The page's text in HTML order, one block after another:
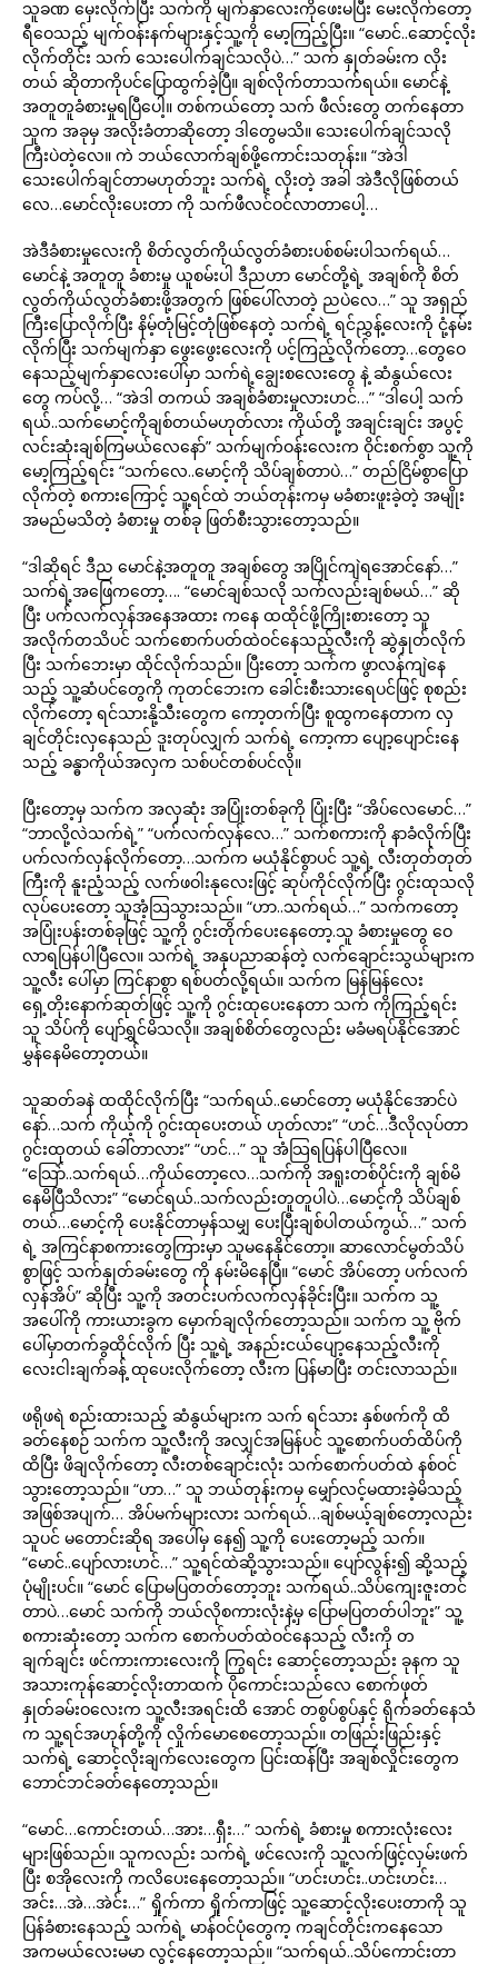
သူခဏ မှေးလိုက်ပြီး သက်ကို မျက်နှာလေးကိုဖေးမပြီး မေးလိုက်တော့
ရီဝေသည့် မျက်ဝန်းနက်များနှင့်သူ့ကို မော့ကြည့်ပြီး။ “မောင်..ဆောင့်လိုး
လိုက်တိုင်း သက် သေးပေါက်ချင်သလိုပဲ…” သက် နှုတ်ခမ်းက လိုး
တယ် ဆိုတာကိုပင်ပြောထွက်ခဲ့ပြီ။ ချစ်လိုက်တာသက်ရယ်။ မောင်နဲ့
အတူတူခံစားမှုရပြီပေါ့။ တစ်ကယ်တော့ သက် ဖီလ်းတွေ တက်နေတာ
သူက အခုမှ အလိုးခံတာဆိုတော့ ဒါတွေမသိ။ သေးပေါက်ချင်သလို
ကြီးပဲတဲ့လေ။ ကဲ ဘယ်လောက်ချစ်ဖို့ကောင်းသတုန်း။ “အဲဒါ
သေးပေါက်ချင်တာမဟုတ်ဘူး သက်ရဲ့ လိုးတဲ့ အခါ အဲဒီလိုဖြစ်တယ်
လေ…မောင်လိုးပေးတာ ကို သက်ဖီလင်ဝင်လာတာပေါ့…
အဲဒီခံစားမှုလေးကို စိတ်လွတ်ကိုယ်လွတ်ခံစားပစ်စမ်းပါသက်ရယ်…
မောင်နဲ့ အတူတူ ခံစားမှု ယူစမ်းပါ ဒီညဟာ မောင်တို့ရဲ့ အချစ်ကို စိတ်
လွတ်ကိုယ်လွတ်ခံစားဖို့အတွက် ဖြစ်ပေါ်လာတဲ့ ညပဲလေ…” သူ အရှည်
ကြီးပြောလိုက်ပြီး နိမ့်တုံမြင့်တုံဖြစ်နေတဲ့ သက်ရဲ့ ရင်ညွှန့်လေးကို ငုံ့နမ်း
လိုက်ပြီး သက်မျက်နှာ ဖွေးဖွေးလေးကို ပင့်ကြည့်လိုက်တော့…တွေဝေ
နေသည့်မျက်နှာလေးပေါ်မှာ သက်ရဲ့ချွေးစလေးတွေ နဲ့ ဆံနွယ်လေး
တွေ ကပ်လို့… “အဲဒါ တကယ် အချစ်ခံစားမှုလားဟင်…” “ဒါပေါ့ သက်
ရယ်..သက်မောင့်ကိုချစ်တယ်မဟုတ်လား ကိုယ်တို့ အချင်းချင်း အပွင့်
လင်းဆုံးချစ်ကြမယ်လေနော်” သက်မျက်ဝန်းလေးက ဝိုင်းစက်စွာ သူ့ကို
မော့ကြည့်ရင်း “သက်လေ..မောင့်ကို သိပ်ချစ်တာပဲ…” တည်ငြိမ်စွာပြော
လိုက်တဲ့ စကားကြောင့် သူ့ရင်ထဲ ဘယ်တုန်းကမှ မခံစားဖူးခဲ့တဲ့ အမျိုး
အမည်မသိတဲ့ ခံစားမှု တစ်ခု ဖြတ်စီးသွားတော့သည်။
“ဒါဆိုရင် ဒီည မောင်နဲ့အတူတူ အချစ်တွေ အပြိုင်ကျဲရအောင်နော်…”
သက်ရဲ့အဖြေကတော့…. “မောင်ချစ်သလို သက်လည်းချစ်မယ်…” ဆို
ပြီး ပက်လက်လှန်အနေအထား ကနေ ထထိုင်ဖို့ကြိုးစားတော့ သူ
အလိုက်တသိပင် သက်စောက်ပတ်ထဲဝင်နေသည့်လီးကို ဆွဲနှုတ်လိုက်
ပြီး သက်ဘေးမှာ ထိုင်လိုက်သည်။ ပြီးတော့ သက်က ဖွာလန်ကျဲနေ
သည့် သူ့ဆံပင်တွေကို ကုတင်ဘေးက ခေါင်းစီးသားရေပင်ဖြင့် စုစည်း
လိုက်တော့ ရင်သားနို့သီးတွေက ကော့တက်ပြီး စူထွကနေတာက လှ
ချင်တိုင်းလှနေသည် ဒူးတုပ်လျှက် သက်ရဲ့ ကော့ကာ ပျော့ပျောင်းနေ
သည့် ခန္ဓာကိုယ်အလှက သစ်ပင်တစ်ပင်လို။
ပြီးတော့မှ သက်က အလှဆုံး အပြုံးတစ်ခုကို ပြုံးပြီး “အိပ်လေမောင်…”
“ဘာလို့လဲသက်ရဲ့” “ပက်လက်လှန်လေ…” သက်စကားကို နာခံလိုက်ပြီး
ပက်လက်လှန်လိုက်တော့…သက်က မယုံနိုင်စွာပင် သူ့ရဲ့ လီးတုတ်တုတ်
ကြီးကို နူးညံ့သည့် လက်ဖဝါးနုလေးဖြင့် ဆုပ်ကိုင်လိုက်ပြီး ဂွင်းထုသလို
လုပ်ပေးတော့ သူအံ့သြသွားသည်။ “ဟာ..သက်ရယ်…” သက်ကတော့
အပြုံးပန်းတစ်ခုဖြင့် သူ့ကို ဂွင်းတိုက်ပေးနေတော့.သူ ခံစားမှုတွေ ဝေ
လာရပြန်ပါပြီလေ။ သက်ရဲ့ အနုပညာဆန်တဲ့ လက်ချောင်းသွယ်များက
သူ့လီး ပေါ်မှာ ကြင်နာစွာ ရစ်ပတ်လို့ရယ်။ သက်က မြန်မြန်လေး
ရှေ့တိုးနောက်ဆုတ်ဖြင့် သူ့ကို ဂွင်းထုပေးနေတာ သက် ကိုကြည့်ရင်း
သူ သိပ်ကို ပျော်ရွှင်မိသလို။ အချစ်စိတ်တွေလည်း မခံမရပ်နိုင်အောင်
မွှန်နေမိတော့တယ်။
သူဆတ်ခနဲ ထထိုင်လိုက်ပြီး “သက်ရယ်..မောင်တော့ မယုံနိုင်အောင်ပဲ
နော်…သက် ကိုယ့်ကို ဂွင်းထုပေးတယ် ဟုတ်လား” “ဟင်…ဒီလိုလုပ်တာ
ဂွင်းထုတယ် ခေါ်တာလား” “ဟင်…” သူ အံသြရပြန်ပါပြီလေ။
“သြော်..သက်ရယ်…ကိုယ်တော့လေ…သက်ကို အရူးတစ်ပိုင်းကို ချစ်မိ
နေမိပြီသိလား” “မောင်ရယ်..သက်လည်းတူတူပါပဲ…မောင့်ကို သိပ်ချစ်
တယ်…မောင့်ကို ပေးနိုင်တာမှန်သမျှ ပေးပြီးချစ်ပါတယ်ကွယ်…” သက်
ရဲ့ အကြင်နာစကားတွေကြားမှာ သူမနေနိုင်တော့။ ဆာလောင်မွတ်သိပ်
စွာဖြင့် သက်နှုတ်ခမ်းတွေ ကို နမ်းမိနေပြီ။ “မောင် အိပ်တော့ ပက်လက်
လှန်အိပ်” ဆိုပြီး သူ့ကို အတင်းပက်လက်လှန်ခိုင်းပြီး။ သက်က သူ့
အပေါ်ကို ကားယားခွက မှောက်ချလိုက်တော့သည်။ သက်က သူ့ ဗိုက်
ပေါ်မှာတက်ခွထိုင်လိုက် ပြီး သူ့ရဲ့ အနည်းငယ်ပျော့နေသည့်လီးကို
လေးငါးချက်ခန့် ထုပေးလိုက်တော့ လီးက ပြန်မာပြီး တင်းလာသည်။
ဖရိုဖရဲ စည်းထားသည့် ဆံနွယ်များက သက် ရင်သား နှစ်ဖက်ကို ထိ
ခတ်နေစဉ် သက်က သူ့လီးကို အလျှင်အမြန်ပင် သူ့စောက်ပတ်ထိပ်ကို
ထိပြီး ဖိချလိုက်တော့ လီးတစ်ချောင်းလုံး သက်စောက်ပတ်ထဲ နစ်ဝင်
သွားတော့သည်။ “ဟာ…” သူ ဘယ်တုန်းကမှ မျှော်လင့်မထားခဲ့မိသည့်
အဖြစ်အပျက်… အိပ်မက်များလား သက်ရယ်…ချစ်မယ့်ချစ်တော့လည်း
သူပင် မတောင်းဆိုရ အပေါ်မှ နေ၍ သူ့ကို ပေးတော့မည့် သက်။
“မောင်..ပျော်လားဟင်…” သူ့ရင်ထဲဆို့သွားသည်။ ပျော်လွန်း၍ ဆို့သည့်
ပုံမျိုးပင်။ “မောင် ပြောမပြတတ်တော့ဘူး သက်ရယ်..သိပ်ကျေးဇူးတင်
တာပဲ…မောင် သက်ကို ဘယ်လိုစကားလုံးနဲ့မှ ပြောမပြတတ်ပါဘူး” သူ့
စကားဆုံးတော့ သက်က စောက်ပတ်ထဲဝင်နေသည့် လီးကို တ
ချက်ချင်း ဖင်ကားကားလေးကို ကြွရင်း ဆောင့်တော့သည်း ခုနက သူ
အသားကုန်ဆောင့်လိုးတာထက် ပိုကောင်းသည်လေ စောက်ဖုတ်
နှုတ်ခမ်းဝလေးက သူ့လီးအရင်းထိ အောင် တစွပ်စွပ်နှင့် ရိုက်ခတ်နေသံ
က သူ့ရင်အဟုန်တို့ကို လှိုက်မောစေတော့သည်။ တဖြည်းဖြည်းနှင့်
သက်ရဲ့ ဆောင့်လိုးချက်လေးတွေက ပြင်းထန်ပြီး အချစ်လှိုင်းတွေက
ဘောင်ဘင်ခတ်နေတော့သည်။
“မောင်…ကောင်းတယ်…အား…ရှီး…” သက်ရဲ့ ခံစားမှု စကားလုံးလေး
များဖြစ်သည်။ သူကလည်း သက်ရဲ့ ဖင်လေးကို သူ့လက်ဖြင့်လှမ်းဖက်
ပြီး စအိုလေးကို ကလိပေးနေတော့သည်။ “ဟင်းဟင်း..ဟင်းဟင်း…
အင်း…အဲ…အဲင်း…” ရှိုက်ကာ ရှိုက်ကာဖြင့် သူ့ဆောင့်လိုးပေးတာကို သူ
ပြန်ခံစားနေသည့် သက်ရဲ့ မာန်ဝင်ပုံတွေက့ ကချင်တိုင်းကနေသော
အကမယ်လေးမမာ လွင့်နေတော့သည်။ “သက်ရယ်..သိပ်ကောင်းတာ